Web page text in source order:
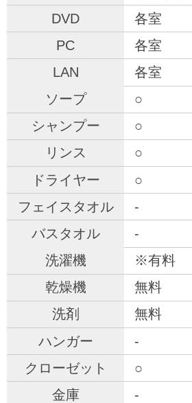
各室
各室
各室
○
○
○
○
-
-
※有料
無料
無料
-
○
-